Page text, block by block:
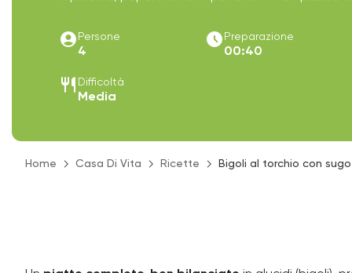
account_circle Persone
4
access_time_filled Preparazione
00:40
restaurant Difficoltà
Media
Home Casa Di Vita Ricette Bigoli al torchio con